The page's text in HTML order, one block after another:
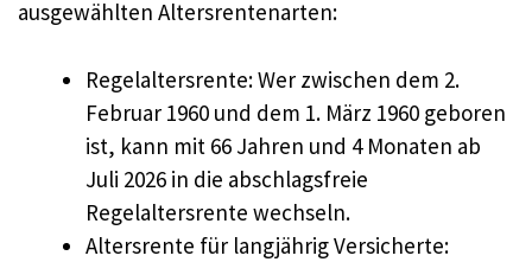
ausgewählten Altersrentenarten:
Regelaltersrente: Wer zwischen dem 2.
Februar 1960 und dem 1. März 1960 geboren
ist, kann mit 66 Jahren und 4 Monaten ab
Juli 2026 in die abschlagsfreie
Regelaltersrente wechseln.
Altersrente für langjährig Versicherte: